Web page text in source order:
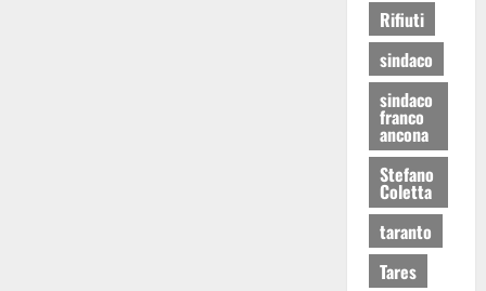
Rifiuti
sindaco
sindaco
franco
ancona
Stefano
Coletta
taranto
Tares